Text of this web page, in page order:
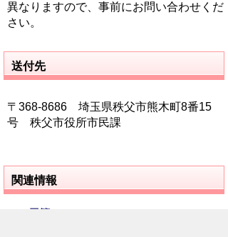
異なりますので、事前にお問い合わせくだ
さい。
送付先
〒368-8686 埼玉県秩父市熊木町8番15
号 秩父市役所市民課
関連情報
戸籍